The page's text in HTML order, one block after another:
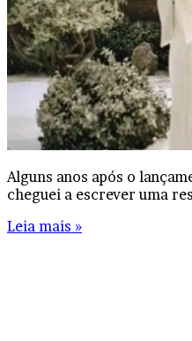
Alguns anos após o
cheguei a escrever uma
Leia mais »